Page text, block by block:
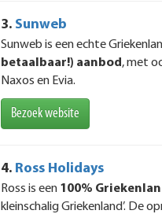
3. Sunweb
Sunweb is een echte
betaalbaar!) aanbod , met
Naxos en Evia.
Bezoek website
4. Ross Holidays
Ross is een 100%
kleinschalig Griekenland’. De